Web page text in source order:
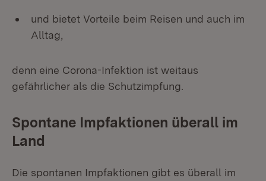
und bietet Vorteile beim Reisen und auch im
Alltag,
denn eine Corona-Infektion ist weitaus
gefährlicher als die Schutzimpfung.
Spontane Impfaktionen überall im
Land
Die spontanen Impfaktionen gibt es überall im